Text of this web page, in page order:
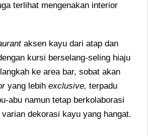
terlihat mengenakan interior
aksen kayu dari atap dan
kursi berselang-seling hiaju
ke area bar, sobat akan
yang lebih exclusive, terpadu
abu namun tetap berkolaborasi
dekorasi kayu yang hangat.